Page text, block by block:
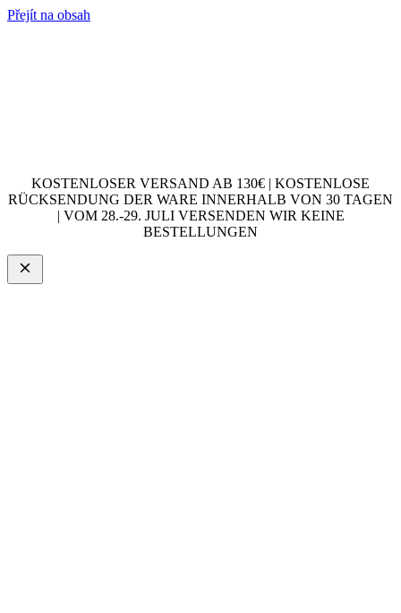
Přejít na obsah
KOSTENLOSER VERSAND AB 130€ | KOSTENLOSE
RÜCKSENDUNG DER WARE INNERHALB VON 30 TAGEN
| VOM 28.-29. JULI VERSENDEN WIR KEINE
BESTELLUNGEN